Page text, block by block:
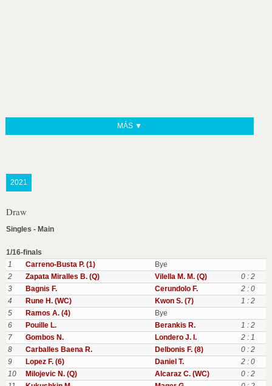
MÁS ▼
2021
Draw
Singles - Main
1/16-finals
1
Carreno-Busta P. (1)
Bye
2
Zapata Miralles B. (Q) Vilella M. M. (Q)
0 : 2
3
Bagnis F. Cerundolo F.
2 : 0
4
Rune H. (WC) Kwon S. (7)
1 : 2
5
Ramos A. (4)
Bye
6
Pouille L. Berankis R.
1 : 2
7
Gombos N. Londero J. I.
2 : 1
8
Carballes Baena R. Delbonis F. (8)
0 : 2
9
Lopez F. (6) Daniel T.
2 : 0
10
Milojevic N. (Q) Alcaraz C. (WC)
0 : 2